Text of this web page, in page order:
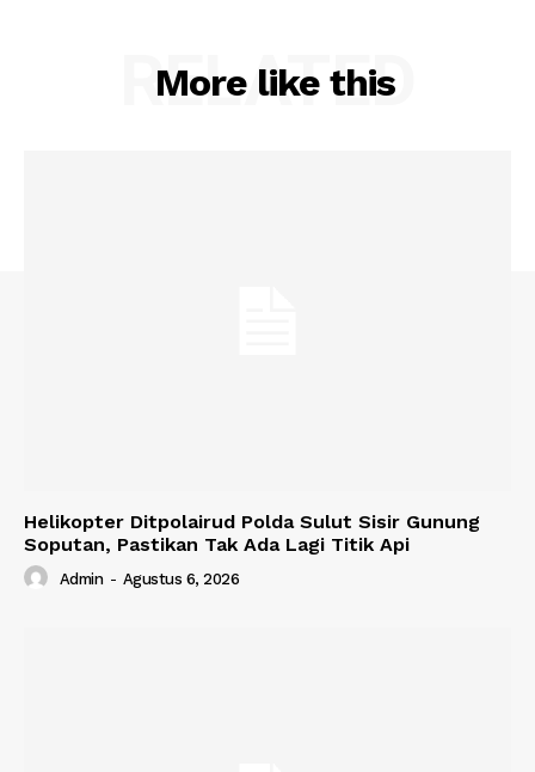
More like this
RELATED
Helikopter Ditpolairud Polda Sulut Sisir Gunung
Soputan, Pastikan Tak Ada Lagi Titik Api
Admin - Agustus 6, 2026